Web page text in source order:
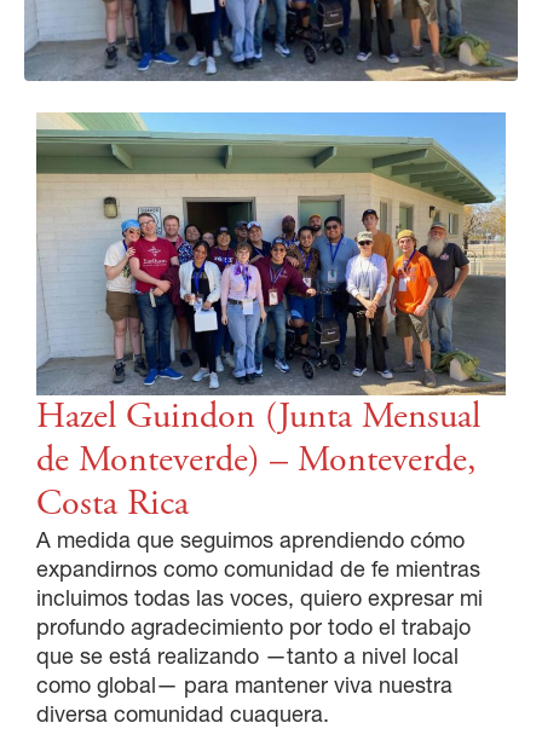
Hazel Guindon (Junta Mensual
de Monteverde) – Monteverde,
Costa Rica
A medida que seguimos aprendiendo cómo
expandirnos como comunidad de fe mientras
incluimos todas las voces, quiero expresar mi
profundo agradecimiento por todo el trabajo
que se está realizando —tanto a nivel local
como global— para mantener viva nuestra
diversa comunidad cuaquera.